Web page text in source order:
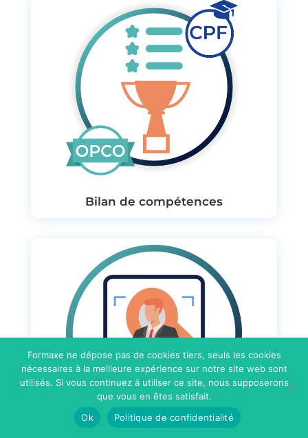
Bilan de compétences
Formaxe ne dépose pas de cookies tiers, seuls les cookies
nécessaires à la meilleure expérience sur notre site web sont
utilisés. Si vous continuez à utiliser ce site, nous supposerons
que vous en êtes satisfait.
Ok
Politique de confidentialité